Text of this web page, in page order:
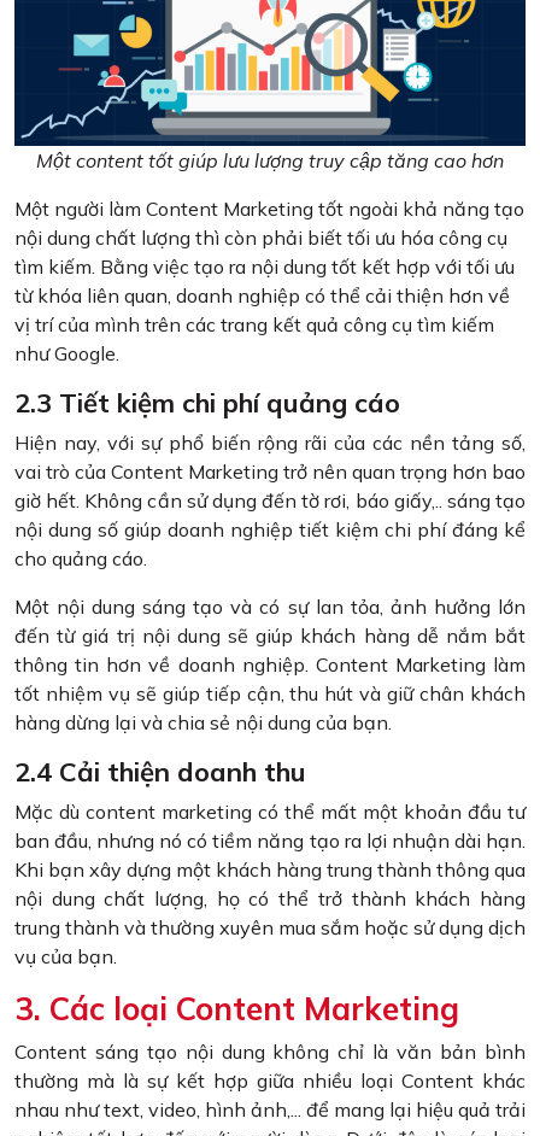
Một content tốt giúp lưu lượng truy cập tăng cao hơn
Một người làm Content Marketing tốt ngoài khả năng tạo
nội dung chất lượng thì còn phải biết tối ưu hóa công cụ
tìm kiếm. Bằng việc tạo ra nội dung tốt kết hợp với tối ưu
từ khóa liên quan, doanh nghiệp có thể cải thiện hơn về
vị trí của mình trên các trang kết quả công cụ tìm kiếm
như Google.
2.3 Tiết kiệm chi phí quảng cáo
Hiện nay, với sự phổ biến rộng rãi của các nền tảng số,
vai trò của Content Marketing trở nên quan trọng hơn bao
giờ hết. Không cần sử dụng đến tờ rơi, báo giấy,.. sáng tạo
nội dung số giúp doanh nghiệp tiết kiệm chi phí đáng kể
cho quảng cáo.
Một nội dung sáng tạo và có sự lan tỏa, ảnh hưởng lớn
đến từ giá trị nội dung sẽ giúp khách hàng dễ nắm bắt
thông tin hơn về doanh nghiệp. Content Marketing làm
tốt nhiệm vụ sẽ giúp tiếp cận, thu hút và giữ chân khách
hàng dừng lại và chia sẻ nội dung của bạn.
2.4 Cải thiện doanh thu
Mặc dù content marketing có thể mất một khoản đầu tư
ban đầu, nhưng nó có tiềm năng tạo ra lợi nhuận dài hạn.
Khi bạn xây dựng một khách hàng trung thành thông qua
nội dung chất lượng, họ có thể trở thành khách hàng
trung thành và thường xuyên mua sắm hoặc sử dụng dịch
vụ của bạn.
3. Các loại Content Marketing
Content sáng tạo nội dung không chỉ là văn bản bình
thường mà là sự kết hợp giữa nhiều loại Content khác
nhau như text, video, hình ảnh,... để mang lại hiệu quả trải